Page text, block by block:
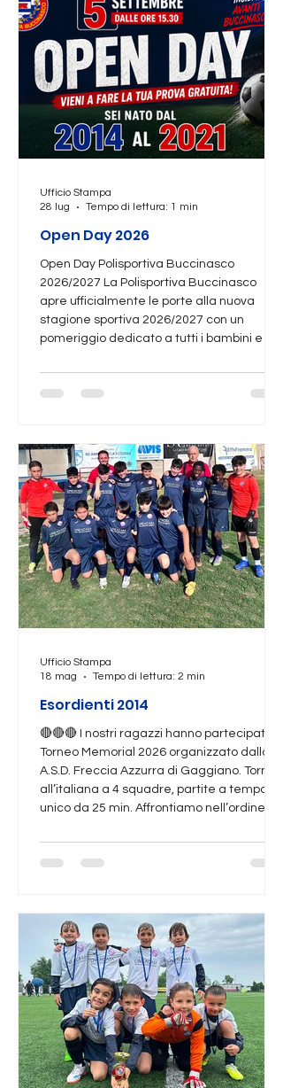
Open Day 2026
Open Day Polisportiva Buccinasco
2026/2027 La Polisportiva Buccinasco
apre ufficialmente le porte alla nuova
stagione sportiva 2026/2027 con un
pomeriggio dedicato a tutti i bambini e le
mondo del calcio. L'appuntamento è
fissato per sabato 5 settembre, a partire
rivolto ai ragazzi e alle ragazze nati dal
2014 al 2021 e rappresenta l'occasione
ideale per
Ufficio Stampa
28 lug
Tempo di lettura: 1 min
Esordienti 2014
🔴🔴🔴 I nostri ragazzi hanno partecipato al
Torneo Memorial 2026 organizzato dalla
A.S.D. Freccia Azzurra di Gaggiano. Torneo
all’italiana a 4 squadre, partite a tempo
unico da 25 min. Affrontiamo nell’ordine CB
prima partita contro il CB Academy
partiamo bene, dobbiamo trovare
corde. Proviamo a fare gioco, riusciamo
con qualche frizione nello sviluppo ma
Ufficio Stampa
18 mag
Tempo di lettura: 2 min